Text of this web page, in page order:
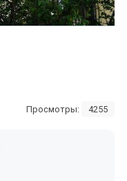
Просмотры: 4255